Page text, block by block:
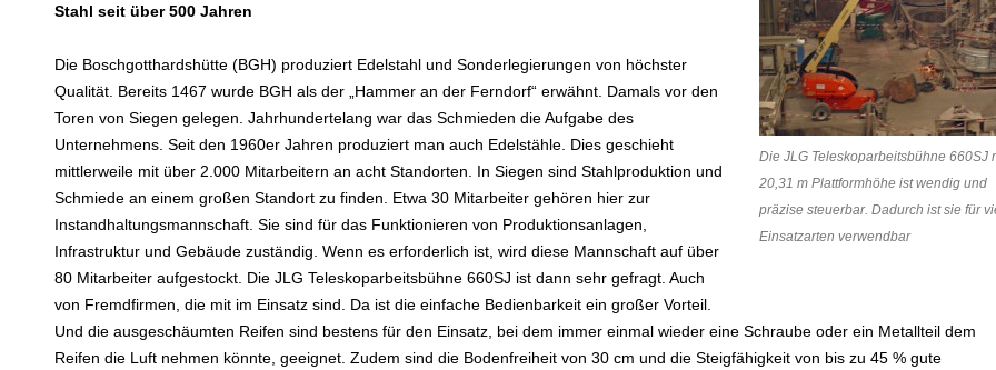
Die JLG Teleskoparbeitsbühne 660SJ
20,31 m Plattformhöhe ist wendig und
präzise steuerbar. Dadurch ist sie für
Einsatzarten verwendbar
Stahl seit über 500 Jahren
Die Boschgotthardshütte (BGH) produziert Edelstahl und Sonderlegierungen von höchster
Qualität. Bereits 1467 wurde BGH als der „Hammer an der Ferndorf“ erwähnt. Damals vor den
Toren von Siegen gelegen. Jahrhundertelang war das Schmieden die Aufgabe des
Unternehmens. Seit den 1960er Jahren produziert man auch Edelstähle. Dies geschieht
mittlerweile mit über 2.000 Mitarbeitern an acht Standorten. In Siegen sind Stahlproduktion und
Schmiede an einem großen Standort zu finden. Etwa 30 Mitarbeiter gehören hier zur
Instandhaltungsmannschaft. Sie sind für das Funktionieren von Produktionsanlagen,
Infrastruktur und Gebäude zuständig. Wenn es erforderlich ist, wird diese Mannschaft auf über
80 Mitarbeiter aufgestockt. Die JLG Teleskoparbeitsbühne 660SJ ist dann sehr gefragt. Auch
von Fremdfirmen, die mit im Einsatz sind. Da ist die einfache Bedienbarkeit ein großer Vorteil.
Und die ausgeschäumten Reifen sind bestens für den Einsatz, bei dem immer einmal wieder eine Schraube oder ein Metallteil dem
Reifen die Luft nehmen könnte, geeignet. Zudem sind die Bodenfreiheit von 30 cm und die Steigfähigkeit von bis zu 45 % gute